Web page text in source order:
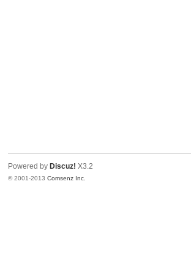
Powered by Discuz! X3.2
© 2001-2013Comsenz Inc.